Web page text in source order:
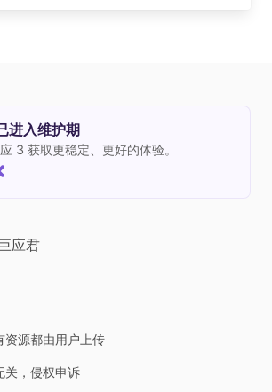
进入维护期
3 获取更稳定、更好的体验。
应君
资源都由用户上传
关，侵权申诉